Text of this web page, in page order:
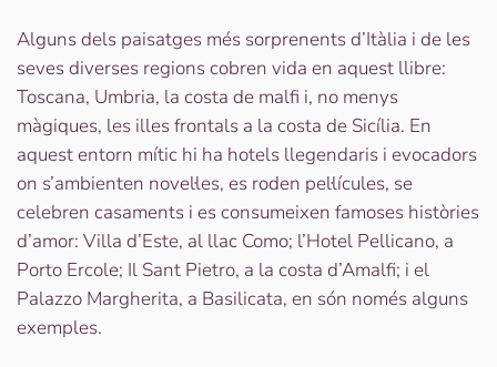
Alguns dels paisatges més sorprenents d’Itàlia i de les
seves diverses regions cobren vida en aquest llibre:
Toscana, Umbria, la costa de malfi i, no menys
màgiques, les illes frontals a la costa de Sicília. En
aquest entorn mític hi ha hotels llegendaris i evocadors
on s’ambienten novel·les, es roden pel·lícules, se
celebren casaments i es consumeixen famoses històries
d’amor: Villa d’Este, al llac Como; l’Hotel Pellicano, a
Porto Ercole; Il Sant Pietro, a la costa d’Amalfi; i el
Palazzo Margherita, a Basilicata, en són només alguns
exemples.